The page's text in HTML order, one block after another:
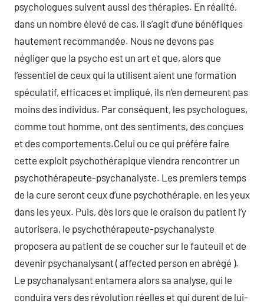
psychologues suivent aussi des thérapies. En réalité,
dans un nombre élevé de cas, il s’agit d’une bénéfiques
hautement recommandée. Nous ne devons pas
négliger que la psycho est un art et que, alors que
l’essentiel de ceux qui la utilisent aient une formation
spéculatif, efficaces et impliqué, ils n’en demeurent pas
moins des individus. Par conséquent, les psychologues,
comme tout homme, ont des sentiments, des conçues
et des comportements.Celui ou ce qui préfére faire
cette exploit psychothérapique viendra rencontrer un
psychothérapeute-psychanalyste. Les premiers temps
de la cure seront ceux d’une psychothérapie, en les yeux
dans les yeux. Puis, dès lors que le oraison du patient l’y
autorisera, le psychothérapeute-psychanalyste
proposera au patient de se coucher sur le fauteuil et de
devenir psychanalysant ( affected person en abrégé ).
Le psychanalysant entamera alors sa analyse, qui le
conduira vers des révolution réelles et qui durent de lui-